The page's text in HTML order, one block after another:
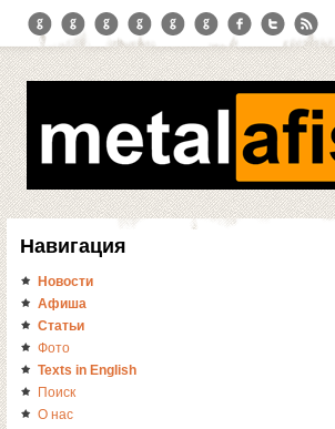
Навигация
Новости
Афиша
Статьи
Фото
Texts in English
Поиск
О нас